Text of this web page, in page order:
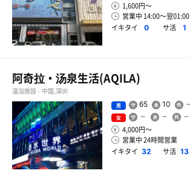
1,600円〜
営業中 14:00〜翌01:00
イキタイ
0 サ活 1
阿奇拉・汤泉生活(AQILA)
温浴施設 - 中国,深圳
男 65 10
女
4,000円〜
営業中 24時間営業
イキタイ 32 サ活 13